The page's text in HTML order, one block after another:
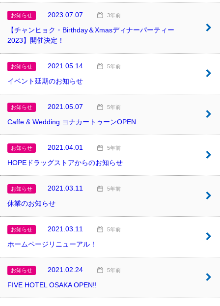
お知らせ 2023.07.07 3年前
【チャンヒョク・Birthday＆Xmasディナーパーティー
2023】開催決定！
お知らせ 2021.05.14 5年前
イベント延期のお知らせ
お知らせ 2021.05.07 5年前
Caffe & Wedding ヨナカートゥーンOPEN
お知らせ 2021.04.01 5年前
HOPEドラッグストアからのお知らせ
お知らせ 2021.03.11 5年前
休業のお知らせ
お知らせ 2021.03.11 5年前
ホームページリニューアル！
お知らせ 2021.02.24 5年前
FIVE HOTEL OSAKA OPEN!!